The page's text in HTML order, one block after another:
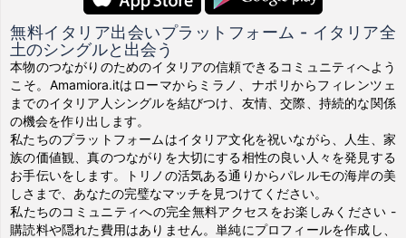
無料イタリア出会いプラットフォーム - イタリア全
土のシングルと出会う
本物のつながりのためのイタリアの信頼できるコミュニティへよう
こそ。Amamiora.itはローマからミラノ、ナポリからフィレンツェ
までのイタリア人シングルを結びつけ、友情、交際、持続的な関係
の機会を作り出します。
私たちのプラットフォームはイタリア文化を祝いながら、人生、家
族の価値観、真のつながりを大切にする相性の良い人々を発見する
お手伝いをします。トリノの活気ある通りからパレルモの海岸の美
しさまで、あなたの完璧なマッチを見つけてください。
私たちのコミュニティへの完全無料アクセスをお楽しみください -
購読料や隠れた費用はありません。単純にプロフィールを作成し、